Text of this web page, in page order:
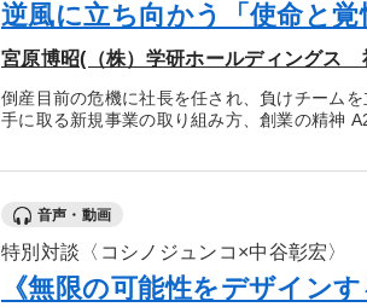
逆風に立ち向かう「使命と覚
宮原博昭(（株）学研ホールディングス
倒産目前の危機に社長を任され、負けチーム
手に取る新規事業の取り組み方、創業の精神
音声・動画
特別対談〈コシノジュンコ×中谷彰宏〉
《無限の可能性をデザインす